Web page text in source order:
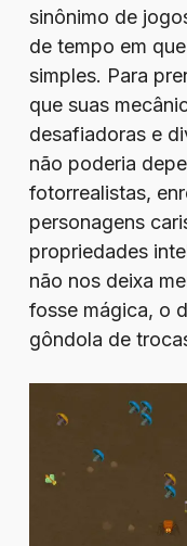
sinônimo de
de tempo em
simples. Para
que suas
desafiadoras e
não poderia
fotorrealistas,
personagens
propriedades
não nos deixa
fosse mágica, o
gôndola de